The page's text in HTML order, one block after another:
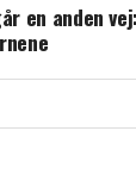
en anden